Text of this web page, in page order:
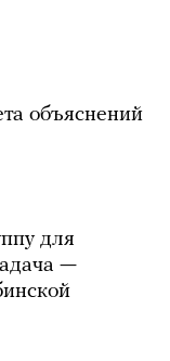
объяснений
для
—